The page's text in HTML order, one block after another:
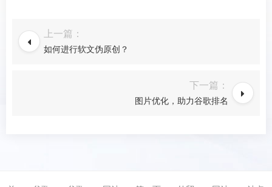
上一篇：
如何进行软文伪原创？
下一篇：
图片优化，助力谷歌排名